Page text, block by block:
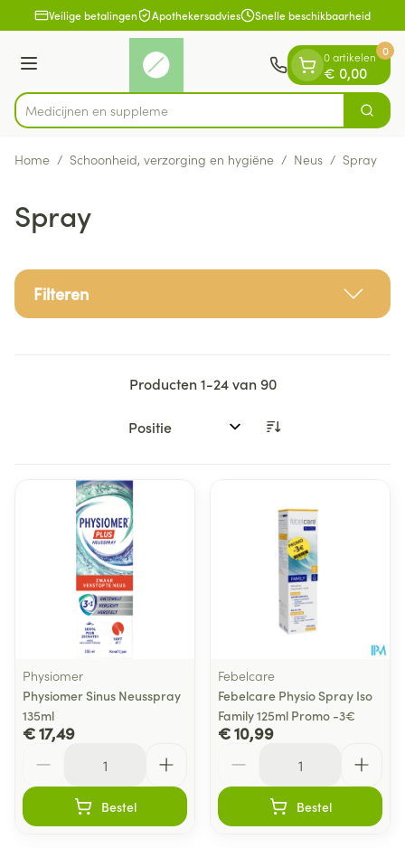
Ga naar de inhoud
1 van 1Veilige betalingen Apothekersadvies Snelle beschikbaarheid
Menu
Product, merk, categorie...
Medicij Zoek
0 artikelen
€ 0,00
0
Home / Schoonheid, verzorging en hygiëne / Neus / Spray
Spray
Filteren
Producten1-24van90
Sorteer op:
Physiomer
Physiomer Sinus Neusspray
135ml
€ 17,49
Bestel
Febelcare
Febelcare Physio Spray Iso
Family 125ml Promo -3€
€ 10,99
Bestel